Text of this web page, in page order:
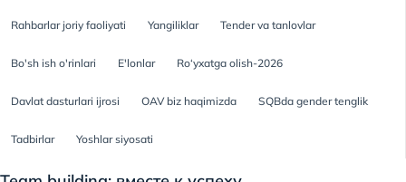
Rahbarlar joriy faoliyati Yangiliklar Tender va tanlovlar
Bo'sh ish o'rinlari E'lonlar Ro‘yxatga olish-2026
Davlat dasturlari ijrosi OAV biz haqimizda SQBda gender tenglik
Tadbirlar Yoshlar siyosati